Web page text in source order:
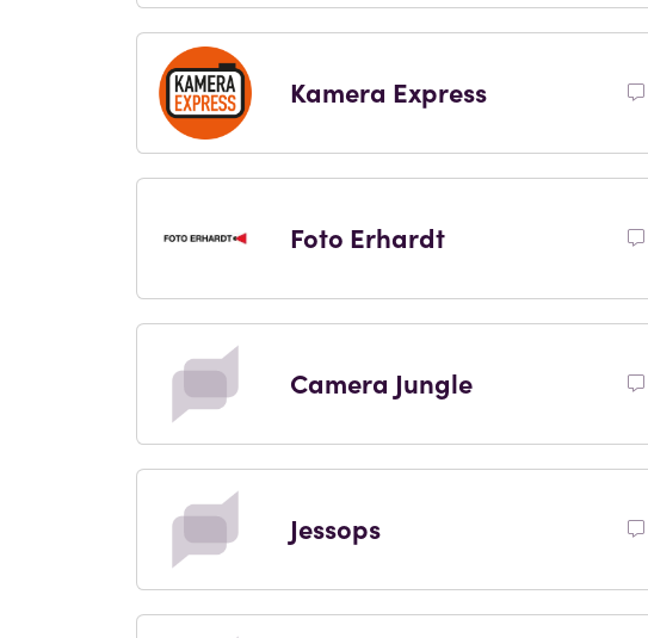
Kamera Express
Foto Erhardt
Camera Jungle
Jessops